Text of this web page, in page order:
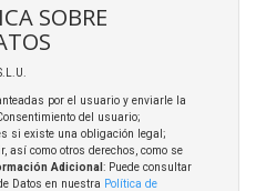
SOBRE
por el usuario y enviarle la
del usuario;
si existe una obligación legal;
así como otros derechos, como se
Adicional : Puede consultar
Datos en nuestra Política de